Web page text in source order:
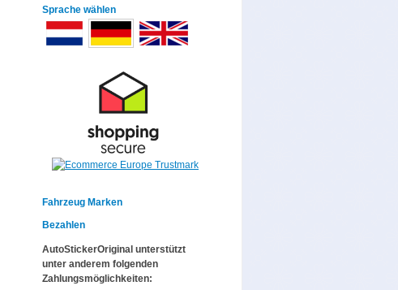
Sprache wählen
Fahrzeug Marken
Bezahlen
AutoStickerOriginal unterstützt
unter anderem folgenden
Zahlungsmöglichkeiten: